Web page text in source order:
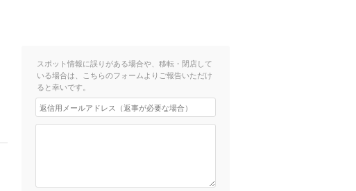
スポット情報に誤りがある場合や、移転・閉店して
いる場合は、こちらのフォームよりご報告いただけ
ると幸いです。